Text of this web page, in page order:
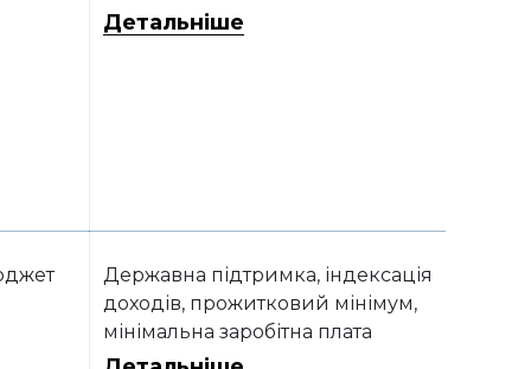
авління відходами, затверджен
Детальніше
Державна підтримка, індексація
доходів, прожитковий мінімум,
мінімальна заробітна плата